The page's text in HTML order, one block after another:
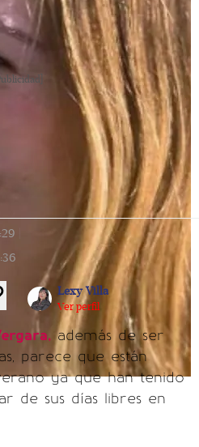
Lexy Villa
Ver perfil
además de ser
parece que están
ya que han tenido
de sus días libres en